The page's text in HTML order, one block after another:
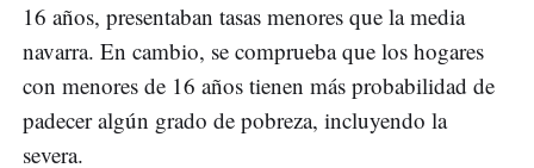
16 años, presentaban tasas menores que la media
navarra. En cambio, se comprueba que los hogares
con menores de 16 años tienen más probabilidad de
padecer algún grado de pobreza, incluyendo la
severa.